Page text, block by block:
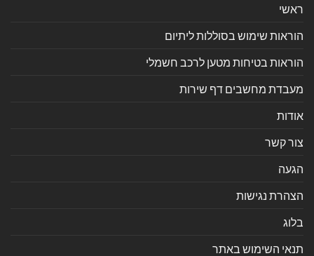
ראשי
הוראות שימוש בסוללות ליתיום
הוראות בטיחות מטען לרכב חשמלי
מעבדת מחשבים דף שירות
אודות
צור קשר
הגעה
הצהרת נגישות
בלוג
תנאי השימוש באתר